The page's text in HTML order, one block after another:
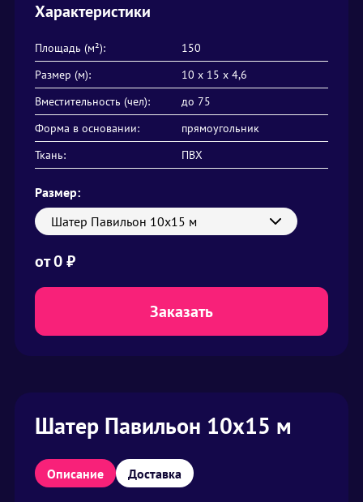
Характеристики
Площадь (м²):
150
Размер (м):
10 х 15 х 4,6
Вместительность (чел):
до 75
Форма в основании:
прямоугольник
Ткань:
ПВХ
Размер:
Шатер Павильон 10х15 м
от0 ₽
Заказать
Шатер Павильон 10х15 м
Описание Доставка